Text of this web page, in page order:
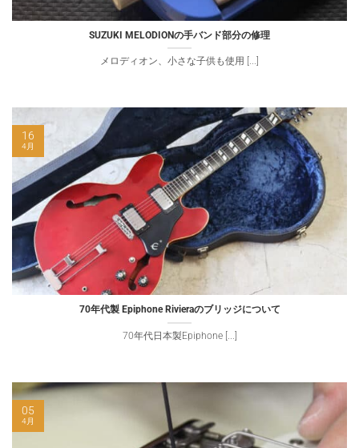
SUZUKI MELODIONの手バンド部分の修理
メロディオン、小さな子供も使用 [...]
70年代製 Epiphone Rivieraのブリッジについて
70年代日本製Epiphone [...]
16
4月
05
4月